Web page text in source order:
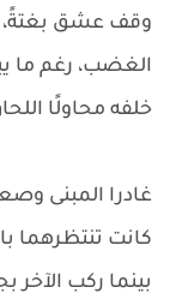
وقف عشق بغتةً،
الغضب، رغم ما
خلفه محاولًا
غادرا المبنى
كانت تنتظرهما
بينما ركب الآخر